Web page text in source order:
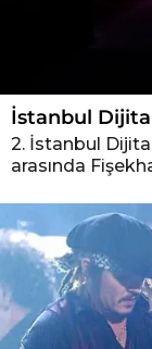
İstanbul
2. İstanbul
arasında